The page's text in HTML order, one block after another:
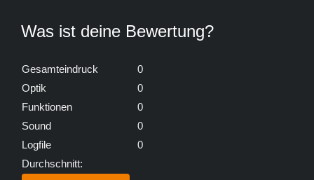
Was ist deine Bewertung?
Gesamteindruck
0
Optik
0
Funktionen
0
Sound
0
Logfile
0
Durchschnitt: